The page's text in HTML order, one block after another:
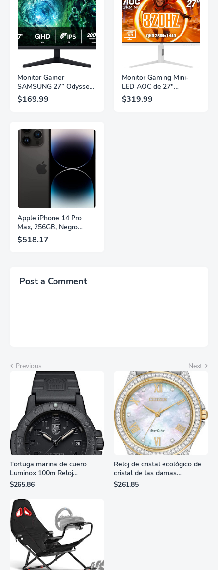
Monitor Gamer
SAMSUNG 27” Odyssey
G5 G53F con Resolución
QHD, HDR10,
Panel IPS, AMD
FreeSync™ Premium,
Ecualizador Negro,
Cambio Automático de
Fuente,
LS27FG532ENXZA
$169.99
Monitor Gaming Mini-
LED AOC de 27"
Pulgadas, QHD
2560×1440, 320Hz, 1ms
$319.99
Apple iPhone 14 Pro
Max, 256GB, Negro
Espacial - Desbloqueado
(Renovado)
$518.17
Post a Comment
Previous Next
Tortuga marina de cuero
Luminox 100m Reloj
analógico de cuarzo
resistente al agua
$265.86
Reloj de cristal ecológico de
cristal de las damas
ciudadanas, 3 manos,
marcadores de números
$261.85